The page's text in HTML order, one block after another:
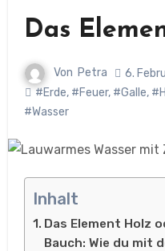
Das
Von Petra
6.
#Erde, #Feuer, #Galle,
#Wasser
Inhalt
Das Element Holz
Bauch: Wie du mit